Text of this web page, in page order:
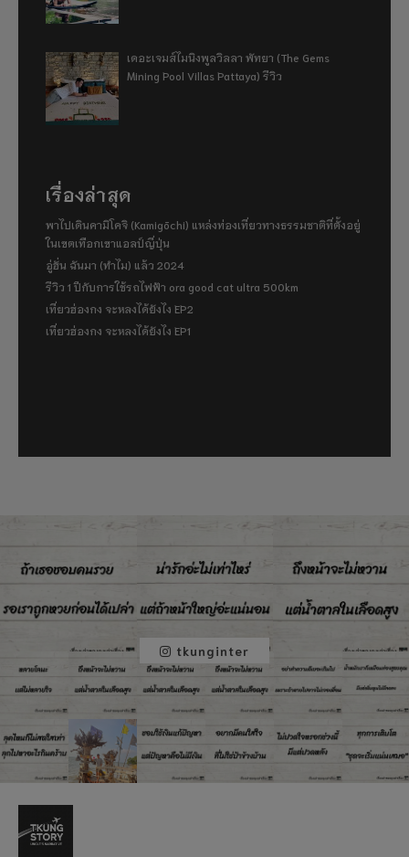
เดอะเจมส์ไมนิงพูลวิลลา พัทยา (The Gems
Mining Pool Villas Pattaya) รีวิว
เรื่องล่าสุด
พาไปเดินคามิโคจิ (Kamigōchi) แหล่งท่องเที่ยวทางธรรมชาติที่ตั้งอยู่
ในเขตเทือกเขาแอลป์ญี่ปุ่น
อู่ฮั่น ฉันมา (ทำไม) แล้ว 2024
รีวิว 1 ปีกับการใช้รถไฟฟ้า ora good cat ultra 500km
เที่ยวฮ่องกง จะหลงได้ยังไง EP2
เที่ยวฮ่องกง จะหลงได้ยังไง EP1
tkunginter